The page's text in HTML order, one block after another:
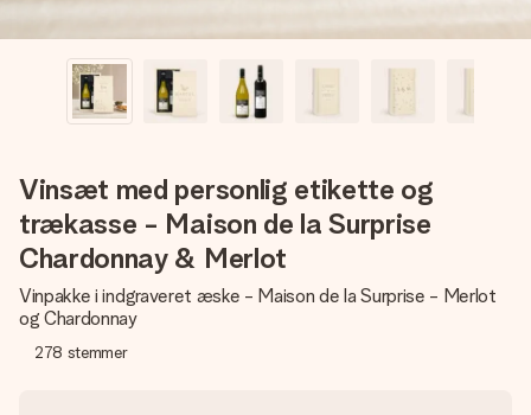
Vinsæt med personlig etikette og
trækasse - Maison de la Surprise
Chardonnay & Merlot
Vinpakke i indgraveret æske - Maison de la Surprise - Merlot
og Chardonnay
278 stemmer